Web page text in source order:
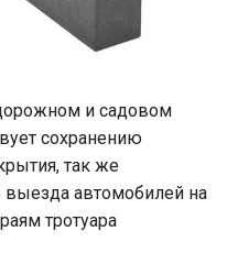
и садовом
сохранению
так же
выезда автомобилей на
тротуара